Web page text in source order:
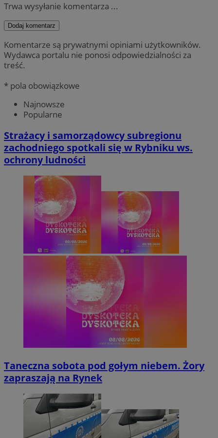
Trwa wysyłanie komentarza ...
Dodaj komentarz
Komentarze są prywatnymi opiniami użytkowników.
Wydawca portalu nie ponosi odpowiedzialności za
treść.
* pola obowiązkowe
Najnowsze
Popularne
Strażacy i samorządowcy subregionu
zachodniego spotkali się w Rybniku ws.
ochrony ludności
Taneczna sobota pod gołym niebem. Żory
zapraszają na Rynek